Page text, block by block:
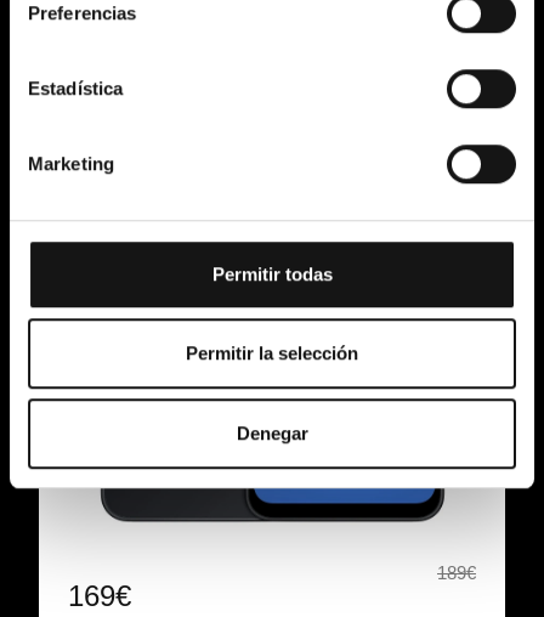
Preferencias
Estadística
Marketing
Permitir todas
Permitir la selección
Denegar
189€
169€